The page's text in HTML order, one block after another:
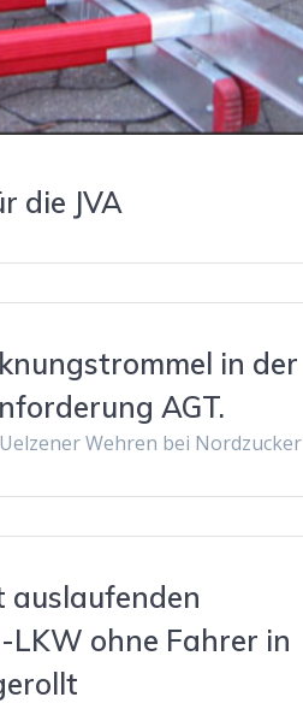
die JVA
in der
AGT.
Wehren bei Nordzucker
auslaufenden
ohne Fahrer in